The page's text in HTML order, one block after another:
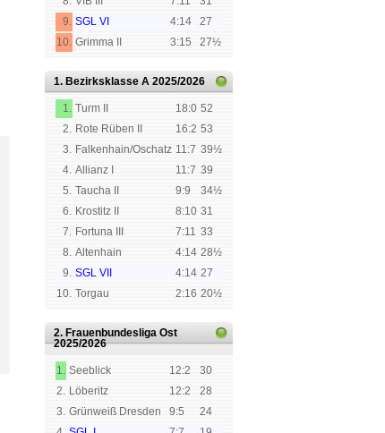
9. SGL VI 4:14
27
10. Grimma II 3:15 27½
1. Bezirksklasse A 2025/2026
1. Turm II 18:0 52
2. Rote Rüben II 16:2 53
3. Falkenhain/Oschatz 11:7 39½
4. Allianz I 11:7 39
5. Taucha II 9:9
34½
6. Krostitz II 8:10 31
7. Fortuna III 7:11 33
8. Altenhain 4:14 28½
9. SGL VII 4:14 27
10. Torgau 2:16 20½
2. Frauenbundesliga Ost
2025/2026
1. Seeblick 12:2
30
2. Löberitz 12:2
28
3. Grünweiß Dresden 9:5
24